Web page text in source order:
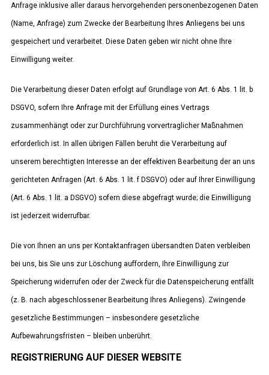
Anfrage inklusive aller daraus hervorgehenden personenbezogenen Daten
(Name, Anfrage) zum Zwecke der Bearbeitung Ihres Anliegens bei uns
gespeichert und verarbeitet. Diese Daten geben wir nicht ohne Ihre
Einwilligung weiter.
Die Verarbeitung dieser Daten erfolgt auf Grundlage von Art. 6 Abs. 1 lit. b
DSGVO, sofern Ihre Anfrage mit der Erfüllung eines Vertrags
zusammenhängt oder zur Durchführung vorvertraglicher Maßnahmen
erforderlich ist. In allen übrigen Fällen beruht die Verarbeitung auf
unserem berechtigten Interesse an der effektiven Bearbeitung der an uns
gerichteten Anfragen (Art. 6 Abs. 1 lit. f DSGVO) oder auf Ihrer Einwilligung
(Art. 6 Abs. 1 lit. a DSGVO) sofern diese abgefragt wurde; die Einwilligung
ist jederzeit widerrufbar.
Die von Ihnen an uns per Kontaktanfragen übersandten Daten verbleiben
bei uns, bis Sie uns zur Löschung auffordern, Ihre Einwilligung zur
Speicherung widerrufen oder der Zweck für die Datenspeicherung entfällt
(z. B. nach abgeschlossener Bearbeitung Ihres Anliegens). Zwingende
gesetzliche Bestimmungen – insbesondere gesetzliche
Aufbewahrungsfristen – bleiben unberührt.
REGISTRIERUNG AUF DIESER WEBSITE